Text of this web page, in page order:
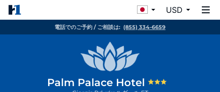
USD
電話でのご予約 / ご相談は: (855) 334-6659
Palm Palace Hotel